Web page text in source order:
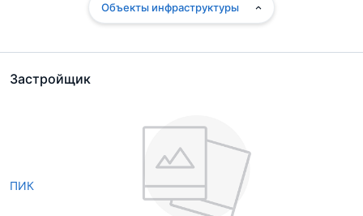
Застройщик
ПИК
Объекты инфраструктуры